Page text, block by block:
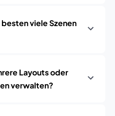
viele Szenen
Layouts oder
verwalten?